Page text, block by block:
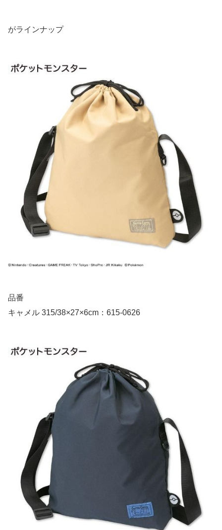
がラインナップ
品番
キャメル 315/38×27×6cm：615-0626